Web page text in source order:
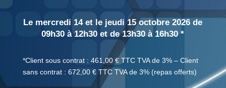
Le mercredi 14 et le jeudi 15 octobre 2026 de
09h30 à 12h30 et de 13h30 à 16h30 *
*Client sous contrat : 461,00 € TTC TVA de 3% – Client
sans contrat : 672,00 € TTC TVA de 3% (repas offerts)